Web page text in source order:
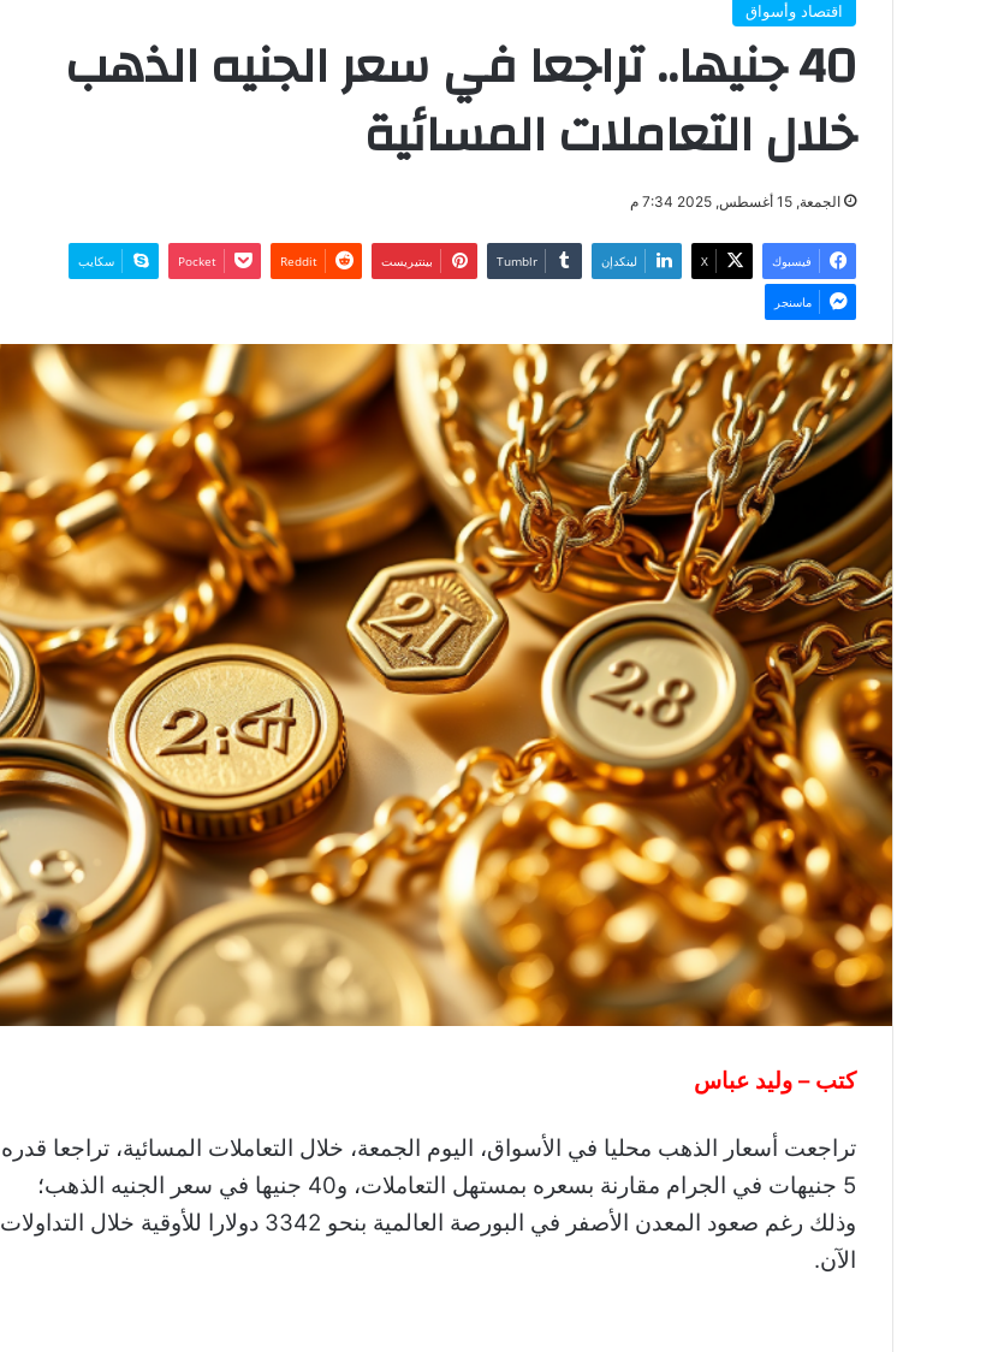
اقتصاد وأسواق
40 جنيها.. تراجعا في سعر الجنيه الذهب
خلال التعاملات المسائية
الجمعة, 15 أغسطس, 2025 7:34 م
فيسبوك ‫X لينكدإن بينتيريست ‫Pocket سكايب
ماسنجر
كتب – وليد عباس
تراجعت أسعار الذهب محليا في الأسواق، اليوم الجمعة، خلال التعاملات المسائية، تراجعا قدره
5 جنيهات في الجرام مقارنة بسعره بمستهل التعاملات، و40 جنيها في سعر الجنيه الذهب؛
وذلك رغم صعود المعدن الأصفر في البورصة العالمية بنحو 3342 دولارا للأوقية خلال التداولات
الآن.